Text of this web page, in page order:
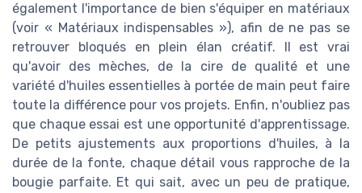
également l'importance de bien s'équiper en matériaux
(voir « Matériaux indispensables »), afin de ne pas se
retrouver bloqués en plein élan créatif. Il est vrai
qu'avoir des mèches, de la cire de qualité et une
variété d'huiles essentielles à portée de main peut faire
toute la différence pour vos projets. Enfin, n'oubliez pas
que chaque essai est une opportunité d'apprentissage.
De petits ajustements aux proportions d'huiles, à la
durée de la fonte, chaque détail vous rapproche de la
bougie parfaite. Et qui sait, avec un peu de pratique,